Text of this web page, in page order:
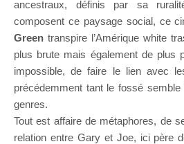
ancestraux, définis par sa
composent ce paysage social, ce
Green transpire l’Amérique white
plus brute mais également de plus
impossible, de faire le lien avec
précédemment tant le fossé
genres.
Tout est affaire de métaphores, de
relation entre Gary et Joe, ici père